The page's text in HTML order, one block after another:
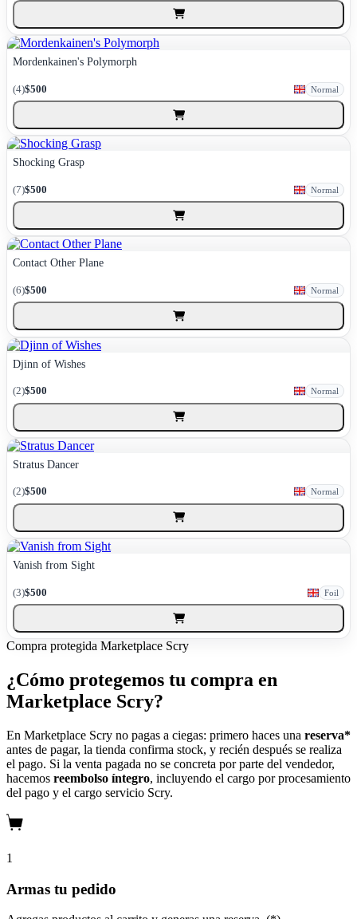
Mordenkainen's Polymorph
(4)$500 Normal
Shocking Grasp
(7)$500 Normal
Contact Other Plane
(6)$500 Normal
Djinn of Wishes
(2)$500 Normal
Stratus Dancer
(2)$500 Normal
Vanish from Sight
(3)$500 Foil
Compra protegida Marketplace Scry
¿Cómo protegemos tu compra en
Marketplace Scry?
En Marketplace Scry no pagas a ciegas: primero haces una reserva*
antes de pagar, la tienda confirma stock, y recién después se realiza
el pago. Si la venta pagada no se concreta por parte del vendedor,
hacemos reembolso íntegro, incluyendo el cargo por procesamiento
del pago y el cargo servicio Scry.
1
Armas tu pedido